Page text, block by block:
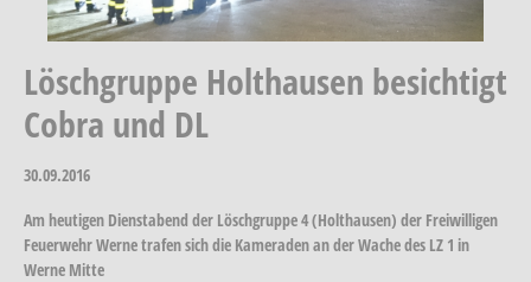
Löschgruppe Holthausen besichtigt
Cobra und DL
30.09.2016
Am heutigen Dienstabend der Löschgruppe 4 (Holthausen) der Freiwilligen
Feuerwehr Werne trafen sich die Kameraden an der Wache des LZ 1 in
Werne Mitte